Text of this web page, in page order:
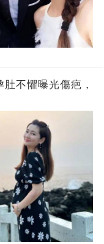
不懼曝光傷疤，